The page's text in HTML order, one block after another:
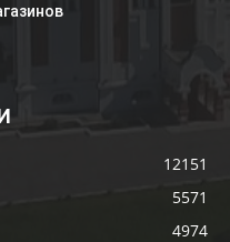
12151
5571
4974